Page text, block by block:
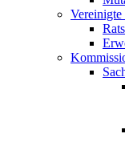
Vereinigte